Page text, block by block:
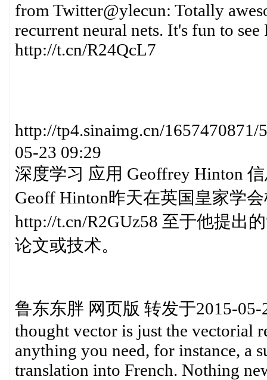
from Twitter@ylecun: Totally
recurrent neural nets. It's fun to
http://t.cn/R24QcL7
http://tp4.sinaimg.cn/
05-23 09:29
深度学习 应用 Geoffrey Hinton
Geoff Hinton昨天在英国皇家学
http://t.cn/R2GUz58 至于他提出
论文或技术。
鲁东东胖 网页版 转发于2015-05-
thought vector is just the vectorial
anything you need, for instance, a
translation into French. Nothing